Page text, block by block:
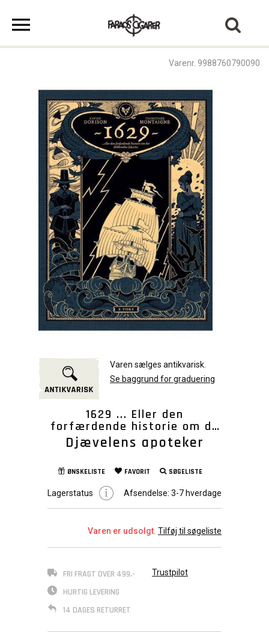
Varenr. 9988760790090
Varen sælges antikvarisk.
Se baggrund for graduering
1629 ... Eller den
forfærdende historie om de
skibbrudne fra Jakarta del 1
Djævelens apoteker
ØNSKELISTE FAVORIT SØGELISTE
Lagerstatus Afsendelse: 3-7 hverdage
Varen er udsolgt. Tilføj til søgeliste
FRI FRAGT OVER 499,-
HURTIG LEVERING
14 DAGES RETURRET
Trustpilot